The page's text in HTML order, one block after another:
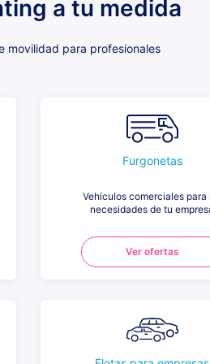
a tu medida
movilidad para profesionales
Furgonetas
Vehículos comerciales para
necesidades de tu
Ver ofertas